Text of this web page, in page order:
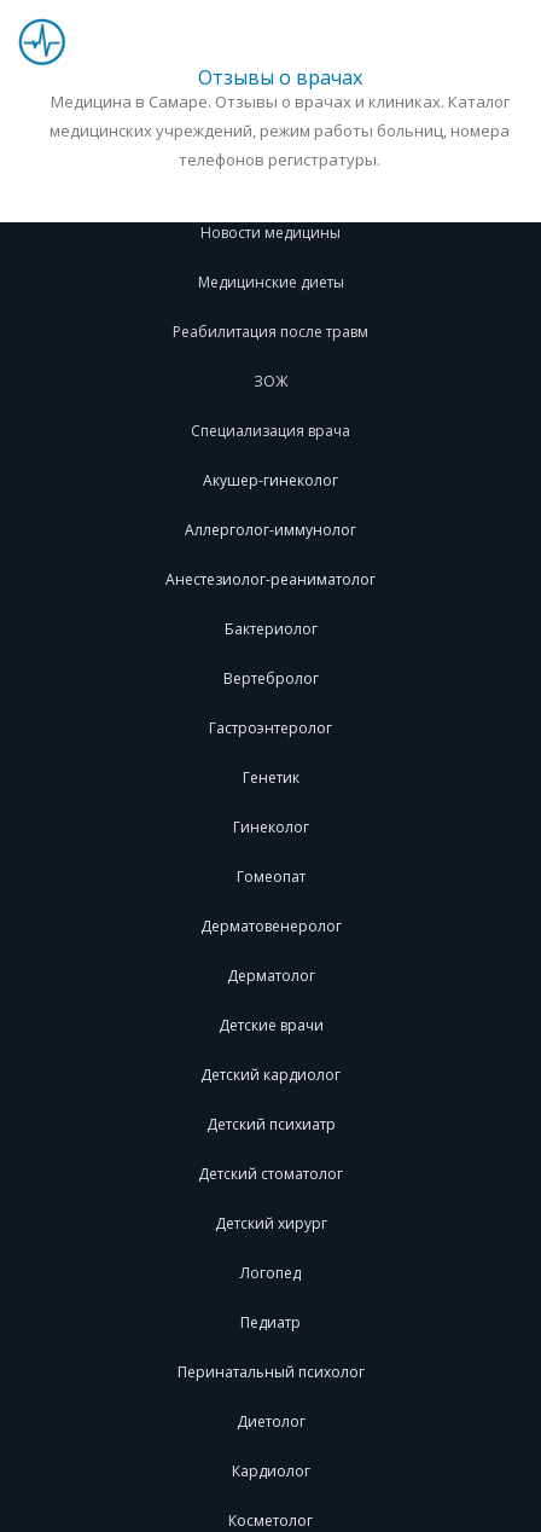
Отзывы о врачах
Медицина в Самаре. Отзывы о врачах и клиниках. Каталог
медицинских учреждений, режим работы больниц, номера
телефонов регистратуры.
Новости медицины
Медицинские диеты
Реабилитация после травм
ЗОЖ
Специализация врача
Акушер-гинеколог
Аллерголог-иммунолог
Анестезиолог-реаниматолог
Бактериолог
Вертебролог
Гастроэнтеролог
Генетик
Гинеколог
Гомеопат
Дерматовенеролог
Дерматолог
Детские врачи
Детский кардиолог
Детский психиатр
Детский стоматолог
Детский хирург
Логопед
Педиатр
Перинатальный психолог
Диетолог
Кардиолог
Косметолог